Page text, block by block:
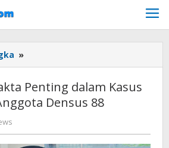
»
Tutupi
Penting
dalam
Anggota
Penting dalam Kasus
Densus 88